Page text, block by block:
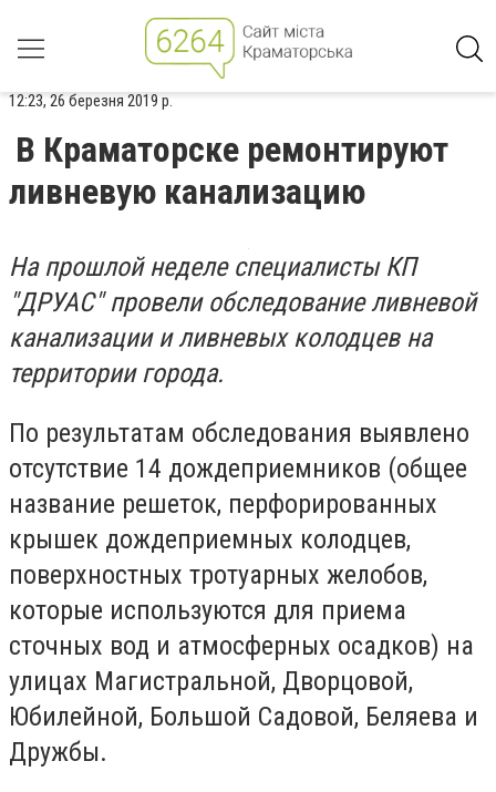
12:23, 26 березня 2019 р.
В Краматорске ремонтируют
ливневую канализацию
На прошлой неделе специалисты КП
"ДРУАС" провели обследование ливневой
канализации и ливневых колодцев на
территории города.
По результатам обследования выявлено
отсутствие 14 дождеприемников (общее
название решеток, перфорированных
крышек дождеприемных колодцев,
поверхностных тротуарных желобов,
которые используются для приема
сточных вод и атмосферных осадков) на
улицах Магистральной, Дворцовой,
Юбилейной, Большой Садовой, Беляева и
Дружбы.